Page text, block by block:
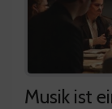
Musik ist